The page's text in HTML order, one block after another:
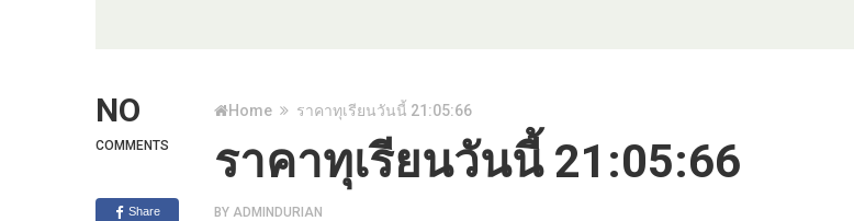
NO
COMMENTS
Share
Home ราคาทุเรียนวันนี้ 21:05:66
ราคาทุเรียนวันนี้ 21:05:66
BY ADMINDURIAN